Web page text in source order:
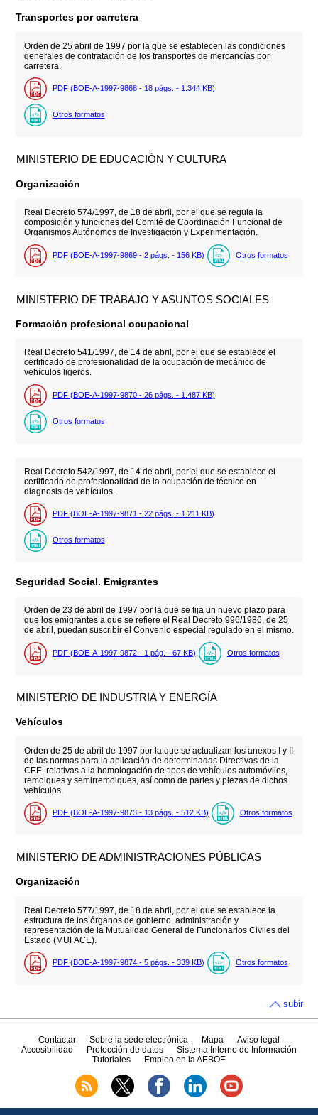
Transportes por carretera
Orden de 25 abril de 1997 por la que se establecen las condiciones
generales de contratación de los transportes de mercancías por
carretera.
PDF (BOE-A-1997-9868 - 18 págs. - 1.344 KB)
Otros formatos
MINISTERIO DE EDUCACIÓN Y CULTURA
Organización
Real Decreto 574/1997, de 18 de abril, por el que se regula la
composición y funciones del Comité de Coordinación Funcional de
Organismos Autónomos de Investigación y Experimentación.
PDF (BOE-A-1997-9869 - 2 págs. - 156 KB) Otros formatos
MINISTERIO DE TRABAJO Y ASUNTOS SOCIALES
Formación profesional ocupacional
Real Decreto 541/1997, de 14 de abril, por el que se establece el
certificado de profesionalidad de la ocupación de mecánico de
vehículos ligeros.
PDF (BOE-A-1997-9870 - 26 págs. - 1.487 KB)
Otros formatos
Real Decreto 542/1997, de 14 de abril, por el que se establece el
certificado de profesionalidad de la ocupación de técnico en
diagnosis de vehículos.
PDF (BOE-A-1997-9871 - 22 págs. - 1.211 KB)
Otros formatos
Seguridad Social. Emigrantes
Orden de 23 de abril de 1997 por la que se fija un nuevo plazo para
que los emigrantes a que se refiere el Real Decreto 996/1986, de 25
de abril, puedan suscribir el Convenio especial regulado en el mismo.
PDF (BOE-A-1997-9872 - 1 pág. - 67 KB) Otros formatos
MINISTERIO DE INDUSTRIA Y ENERGÍA
Vehículos
Orden de 25 de abril de 1997 por la que se actualizan los anexos I y II
de las normas para la aplicación de determinadas Directivas de la
CEE, relativas a la homologación de tipos de vehículos automóviles,
remolques y semirremolques, así como de partes y piezas de dichos
vehículos.
PDF (BOE-A-1997-9873 - 13 págs. - 512 KB) Otros formatos
MINISTERIO DE ADMINISTRACIONES PÚBLICAS
Organización
Real Decreto 577/1997, de 18 de abril, por el que se establece la
estructura de los órganos de gobierno, administración y
representación de la Mutualidad General de Funcionarios Civiles del
Estado (MUFACE).
PDF (BOE-A-1997-9874 - 5 págs. - 339 KB) Otros formatos
subir
Contactar Sobre la sede electrónica Mapa
Aviso legal
Accesibilidad
Protección de datos
Sistema Interno de Información
Tutoriales
Empleo en la AEBOE